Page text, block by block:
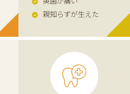
親知らずが生えた